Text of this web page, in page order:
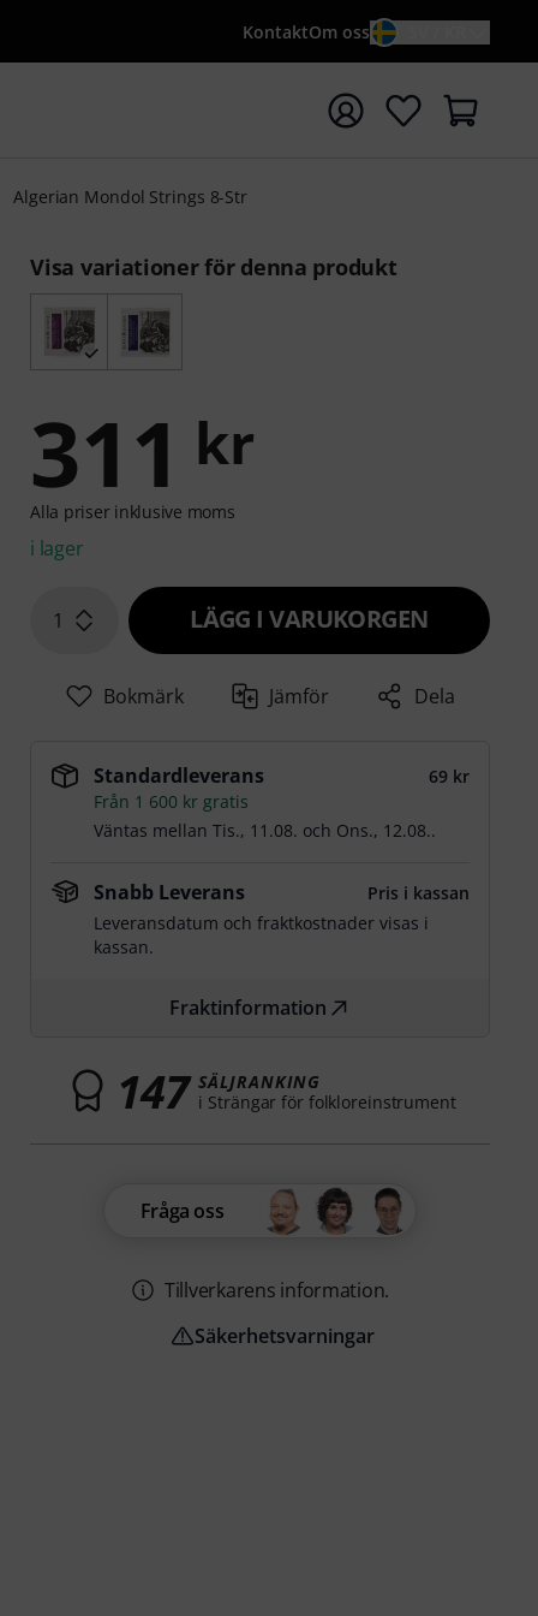
KontaktOm oss
sökningen med söktermen {searchTerm}
Algerian Mondol Strings 8-Str
Visa variationer för denna produkt
311 kr
Alla priser inklusive moms
i lager
1 LÄGG I VARUKORGEN
Bokmärk Jämför Dela
Standardleverans
69 kr
Från 1 600 kr gratis
Väntas mellanTis., 11.08. och Ons., 12.08..
Snabb Leverans
Pris i kassan
Leveransdatum och fraktkostnader visas i
kassan.
Fraktinformation
147 SÄLJRANKING
i Strängar för folkloreinstrument
Fråga oss
Tillverkarens information.
Säkerhetsvarningar